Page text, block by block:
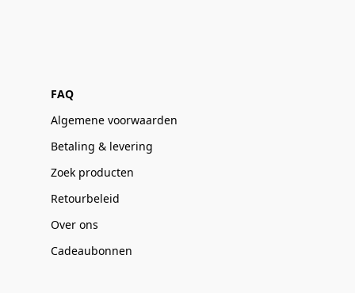
FAQ
Algemene voorwaarden
Betaling & levering
Zoek producten
Retourbeleid
Over ons
Cadeaubonnen